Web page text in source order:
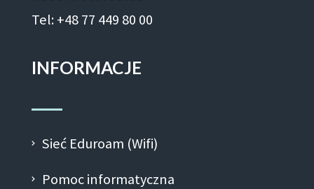
Tel: +48 77 449 80 00
INFORMACJE
Sieć Eduroam (Wifi)
Pomoc informatyczna